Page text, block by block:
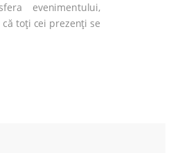
evenimentului,
toți cei prezenți se